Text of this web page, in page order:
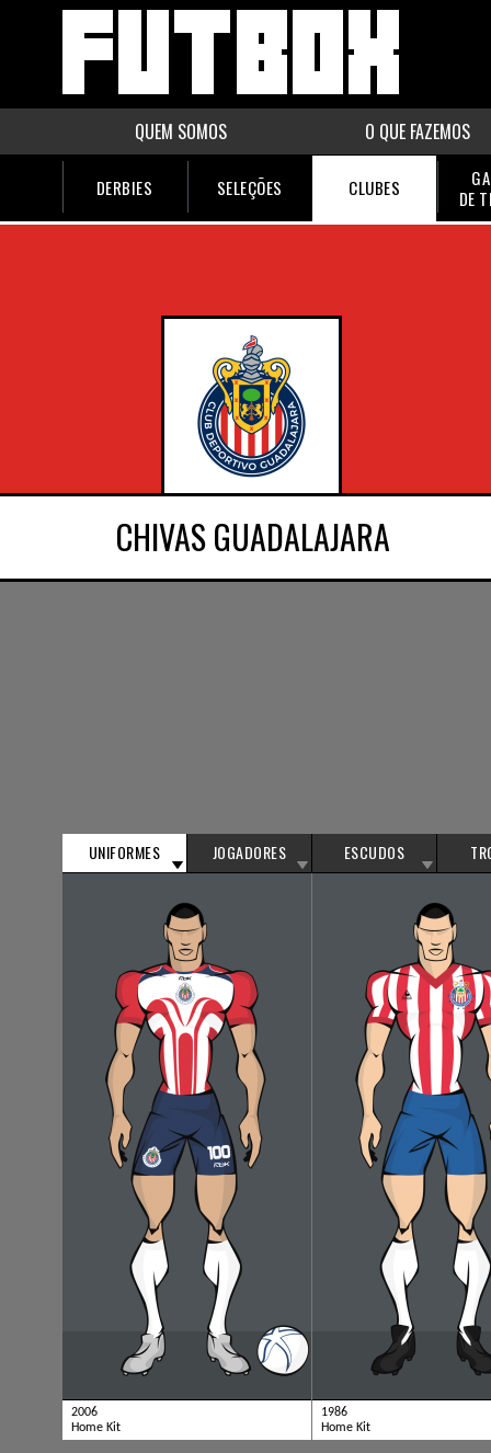
QUEM SOMOS O QUE FAZEMOS
DERBIES SELEÇÕES CLUBES
DE
CHIVAS GUADALAJARA
UNIFORMES JOGADORES ESCUDOS
2006
Home Kit
1986
Home Kit